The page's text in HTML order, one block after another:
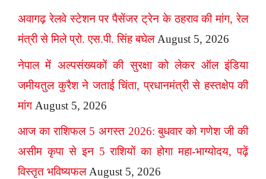
अवागढ़ रेलवे स्टेशन पर पैसेंजर ट्रेन के ठहराव की मांग, रेल
मंत्री से मिले प्रो. एस.पी. सिंह बघेल August 5, 2026
नेपाल में अल्पसंख्यकों की सुरक्षा को लेकर ऑल इंडिया
जमीयतुल कुरैश ने जताई चिंता, प्रधानमंत्री से हस्तक्षेप की
मांग August 5, 2026
आज का राशिफल 5 अगस्त 2026: बुधवार को गणेश जी की
असीम कृपा से इन 5 राशियों का होगा महा-भाग्योदय, पढ़ें
विस्तृत भविष्यफल August 5, 2026